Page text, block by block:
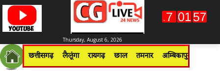
Thursday, August 6, 2026
छत्तीसगढ़ लैलूंगा रायगढ़ छाल तमनार अम्बिकापुर